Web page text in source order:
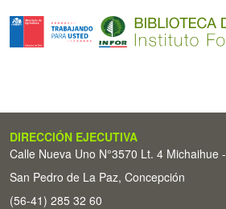
DIRECCIÓN EJECUTIVA
Calle Nueva Uno N°3570 Lt. 4 Michaihue -
San Pedro de La Paz, Concepción
(56-41) 285 32 60